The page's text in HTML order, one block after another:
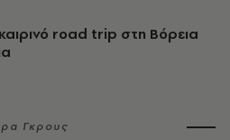
road trip στη Βόρεια
Γκρους